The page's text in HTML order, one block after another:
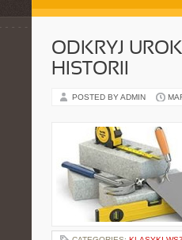
ODKRYJ
HISTORII
POSTED BY ADMIN